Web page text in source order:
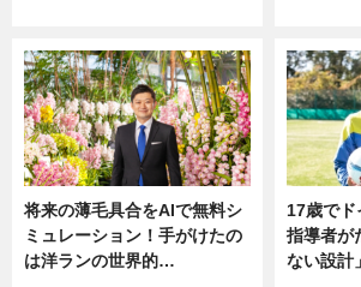
将来の薄毛具合をAIで無料シ
ミュレーション！手がけたの
は洋ランの世界的…
17歳で
指導者が
ない設計